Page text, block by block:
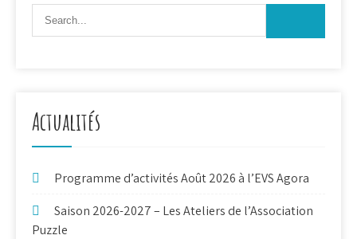
Actualités
Programme d’activités Août 2026 à l’EVS Agora
Saison 2026-2027 – Les Ateliers de l’Association
Puzzle